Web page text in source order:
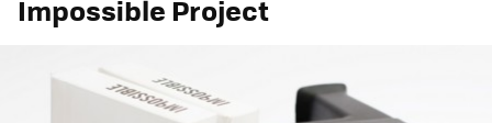
Impossible Project